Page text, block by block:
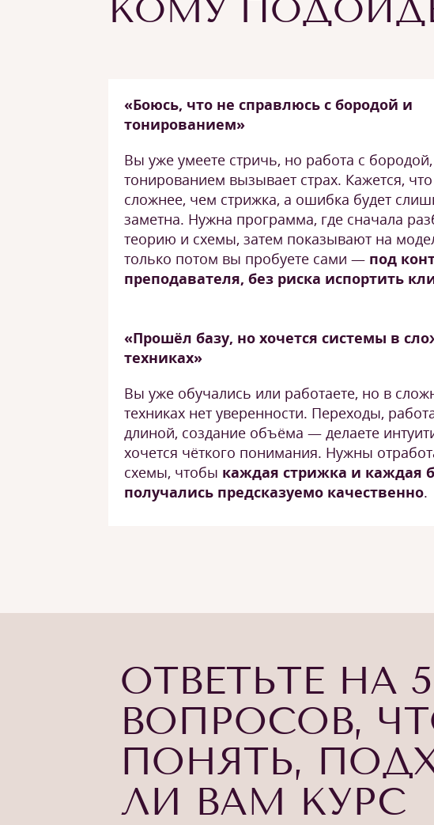
КОМУ
«Боюсь, что не справлюсь с бородой и
тонированием»
Вы уже умеете стричь, но работа с
тонированием вызывает страх. Кажется, что
сложнее, чем стрижка, а ошибка будет
заметна. Нужна программа, где сначала
теорию и схемы, затем показывают на
только потом вы пробуете сами — под
преподавателя, без риска испортить
«Прошёл базу, но хочется системы в
техниках»
Вы уже обучались или работаете, но в
техниках нет уверенности. Переходы,
длиной, создание объёма — делаете
хочется чёткого понимания. Нужны
схемы, чтобы каждая стрижка и каждая
получались предсказуемо качественно.
ОТВЕТЬТЕ НА 5
ВОПРОСОВ,
ПОНЯТЬ,
ЛИ ВАМ КУРС